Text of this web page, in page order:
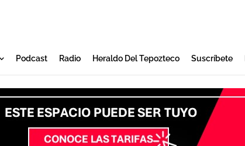
Podcast Radio Heraldo Del Tepozteco Suscríbete